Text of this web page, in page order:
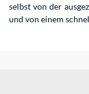
selbst von der
und von einem